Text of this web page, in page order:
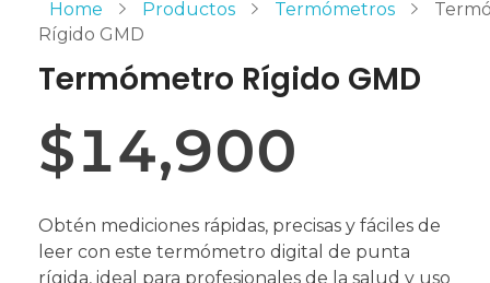
Home Productos Termómetros
Rígido GMD
Termómetro Rígido GMD
$14,900
Obtén mediciones rápidas, precisas y fáciles de
leer con este termómetro digital de punta
rígida, ideal para profesionales de la salud y uso